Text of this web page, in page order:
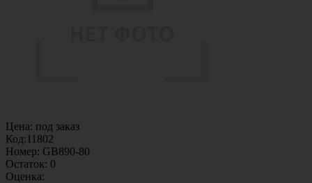
Цена: под заказ
Код:11802
Номер: GB890-80
Остаток: 0
Оценка: